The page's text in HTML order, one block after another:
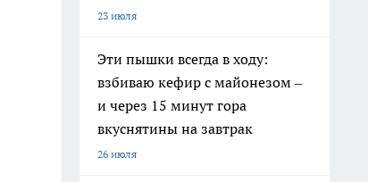
23 июля
Эти пышки всегда в ходу:
взбиваю кефир с майонезом –
и через 15 минут гора
вкуснятины на завтрак
26 июля